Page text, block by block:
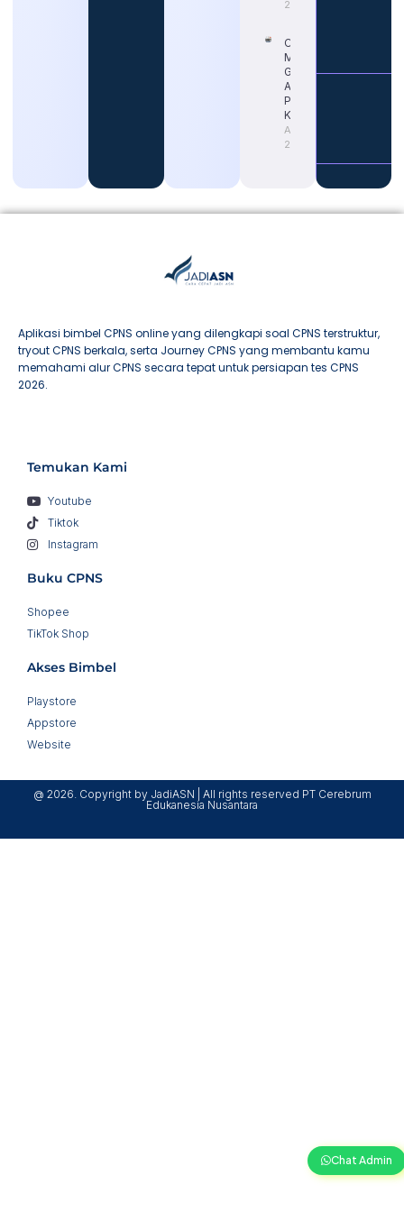
2026
Cara
Memahami
Gaji Guru
ASN untuk
Persiapan
Karier
August 4,
2026
Aplikasi bimbel CPNS online yang dilengkapi soal CPNS terstruktur,
tryout CPNS berkala, serta Journey CPNS yang membantu kamu
memahami alur CPNS secara tepat untuk persiapan tes CPNS
2026.
Temukan Kami
Youtube
Tiktok
Instagram
Buku CPNS
Shopee
TikTok Shop
Akses Bimbel
Playstore
Appstore
Website
@ 2026. Copyright by JadiASN | All rights reserved PT Cerebrum
Edukanesia Nusantara
Chat Admin